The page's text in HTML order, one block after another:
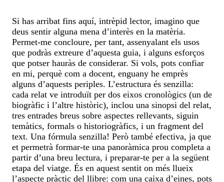
Si has arribat fins aquí, intrèpid lector, imagino que
deus sentir alguna mena d’interès en la matèria.
Permet-me concloure, per tant, assenyalant els usos
que podràs extreure d’aquesta guia, i alguns esforços
que potser hauràs de considerar. Si vols, pots confiar
en mi, perquè com a docent, enguany he emprès
alguns d’aquests periples. L’estructura és senzilla:
cada relat ve introduït per dos eixos cronològics (un de
biogràfic i l’altre històric), inclou una sinopsi del relat,
tres entrades breus sobre aspectes rellevants, siguin
temàtics, formals o historiogràfics, i un fragment del
text. Una fórmula senzilla! Però també efectiva, ja que
et permetrà formar-te una panoràmica prou completa a
partir d’una breu lectura, i preparar-te per a la següent
etapa del viatge. És en aquest sentit on més llueix
l’aspecte pràctic del llibre: com una caixa d’eines, pots